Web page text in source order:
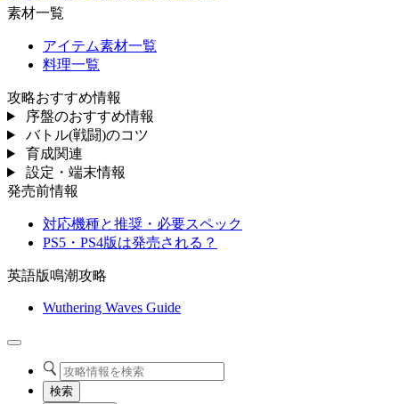
素材一覧
アイテム素材一覧
料理一覧
攻略おすすめ情報
序盤のおすすめ情報
バトル(戦闘)のコツ
育成関連
設定・端末情報
発売前情報
対応機種と推奨・必要スペック
PS5・PS4版は発売される？
英語版鳴潮攻略
Wuthering Waves Guide
検索